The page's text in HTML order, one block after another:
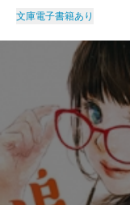
文庫電子書籍あり